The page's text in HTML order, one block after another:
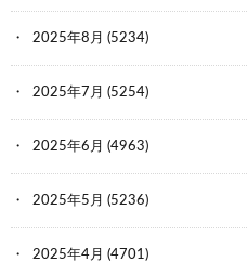
2025年8月 (5234)
2025年7月 (5254)
2025年6月 (4963)
2025年5月 (5236)
2025年4月 (4701)